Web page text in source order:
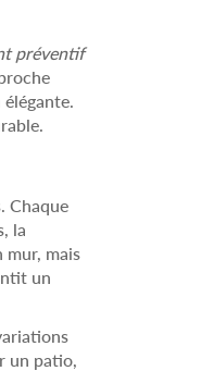
préventif
Chaque
la
mais
un
un patio,